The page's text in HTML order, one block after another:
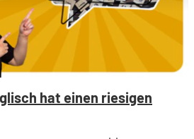
hat einen riesigen